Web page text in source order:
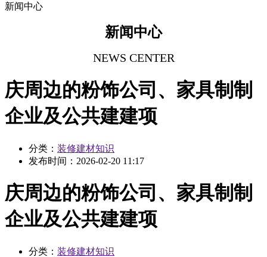
新闻中心
新闻中心
NEWS CENTER
庆周边的粉饰公司、家具制制
企业及公共建建项
分类： 装修建材知识
发布时间： 2026-02-20 11:17
庆周边的粉饰公司、家具制制
企业及公共建建项
分类： 装修建材知识